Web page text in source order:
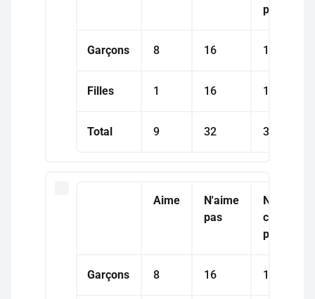
pas
Garçons 8 16 16
Filles 1 16 18
Total 9 32 34
Aime
N'aime
pas
Ne
connaît
pas
Garçons 8 16 16